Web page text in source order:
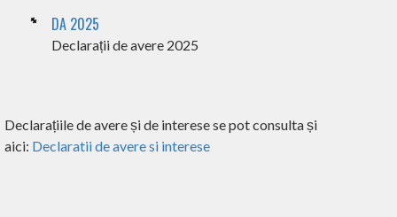
DA 2025
Declarații de avere 2025
Declarațiile de avere și de interese se pot consulta și
aici: Declaratii de avere si interese